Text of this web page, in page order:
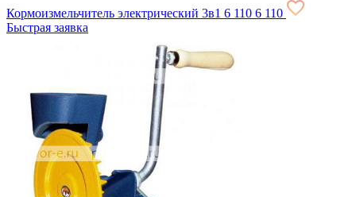
Кормоизмельчитель электрический 3в1 6 110 6 110
Быстрая заявка